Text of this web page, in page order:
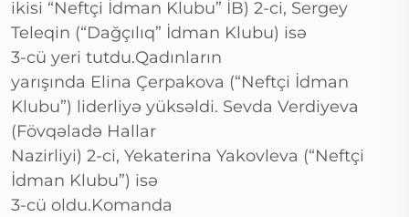
ikisi “Neftçi İdman Klubu” İB) 2-ci, Sergey
Teleqin (“Dağçılıq” İdman Klubu) isə
3-cü yeri tutdu.Qadınların
yarışında Elina Çerpakova (“Neftçi İdman
Klubu”) liderliyə yüksəldi. Sevda Verdiyeva
(Fövqəladə Hallar
Nazirliyi) 2-ci, Yekaterina Yakovleva (“Neftçi
İdman Klubu”) isə
3-cü oldu.Komanda